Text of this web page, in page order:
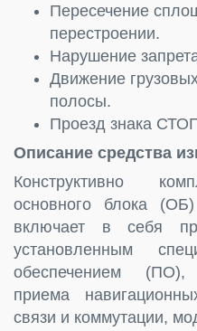
Пересечение
перестроении.
Нарушение
Движение
полосы.
Проезд знака
Описание средства
Конструктивно
основного блока
включает в себя
установленным
обеспечением
приема
связи и коммутации,